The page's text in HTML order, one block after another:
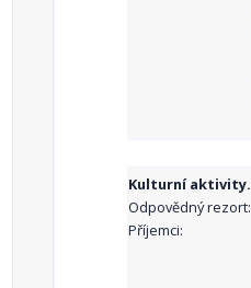
Kulturní aktivity.
Odpovědný rezort:
Příjemci: